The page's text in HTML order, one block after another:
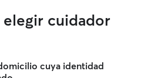
elegir cuidador
cuya identidad